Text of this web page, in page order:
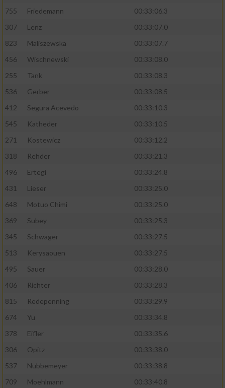
755
Friedemann
00:33:06.3
307
Lenz
00:33:07.0
823
Maliszewska
00:33:07.7
456
Wischnewski
00:33:08.0
255
Tank
00:33:08.3
536
Gerber
00:33:08.5
412
Segura Acevedo
00:33:10.3
545
Katheder
00:33:10.5
271
Kostewicz
00:33:12.2
318
Rehder
00:33:21.3
496
Ertegi
00:33:24.8
431
Lieser
00:33:25.0
648
Motuo Chimi
00:33:25.0
369
Subey
00:33:25.3
345
Schwager
00:33:27.5
513
Kerysaouen
00:33:27.5
495
Sauer
00:33:28.0
406
Richter
00:33:28.3
815
Redepenning
00:33:29.9
674
Yu
00:33:34.8
378
Eifler
00:33:35.6
306
Opitz
00:33:38.0
537
Nubbemeyer
00:33:38.8
709
Moehlmann
00:33:40.8